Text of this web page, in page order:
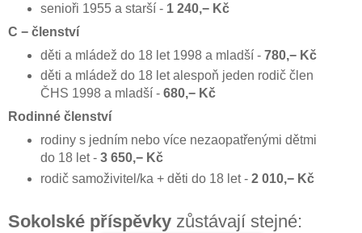
senioři 1955 a starší - 1 240,− Kč
C − členství
děti a mládež do 18 let 1998 a mladší - 780,− Kč
děti a mládež do 18 let alespoň jeden rodič člen
ČHS 1998 a mladší - 680,− Kč
Rodinné členství
rodiny s jedním nebo více nezaopatřenými dětmi
do 18 let - 3 650,− Kč
rodič samoživitel/ka + děti do 18 let - 2 010,− Kč
Sokolské příspěvky zůstávají stejné: